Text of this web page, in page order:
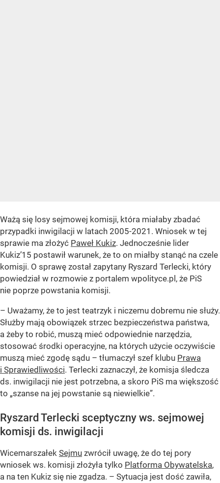
Ważą się losy sejmowej komisji, która miałaby zbadać
przypadki inwigilacji w latach 2005-2021. Wniosek w tej
sprawie ma złożyć Paweł Kukiz. Jednocześnie lider
Kukiz’15 postawił warunek, że to on miałby stanąć na czele
komisji. O sprawę został zapytany Ryszard Terlecki, który
powiedział w rozmowie z portalem wpolityce.pl, że PiS
nie poprze powstania komisji.
– Uważamy, że to jest teatrzyk i niczemu dobremu nie służy.
Służby mają obowiązek strzec bezpieczeństwa państwa,
a żeby to robić, muszą mieć odpowiednie narzędzia,
stosować środki operacyjne, na których użycie oczywiście
muszą mieć zgodę sądu – tłumaczył szef klubu Prawa
i Sprawiedliwości. Terlecki zaznaczył, że komisja śledcza
ds. inwigilacji nie jest potrzebna, a skoro PiS ma większość
to „szanse na jej powstanie są niewielkie”.
Ryszard Terlecki sceptyczny ws. sejmowej
komisji ds. inwigilacji
Wicemarszałek Sejmu zwrócił uwagę, że do tej pory
wniosek ws. komisji złożyła tylko Platforma Obywatelska,
a na ten Kukiz się nie zgadza. – Sytuacja jest dość zawiła,